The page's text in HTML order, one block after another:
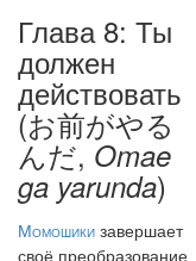
Глава 8: Ты
должен
действовать
(お前がやる
んだ,Omae
ga yarunda)
Момошики завершает
своё преобразование